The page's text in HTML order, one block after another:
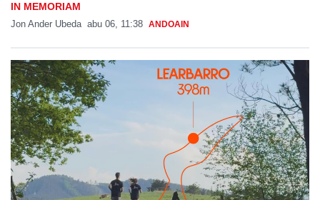
IN MEMORIAM
Jon Ander Ubeda abu 06, 11:38 ANDOAIN